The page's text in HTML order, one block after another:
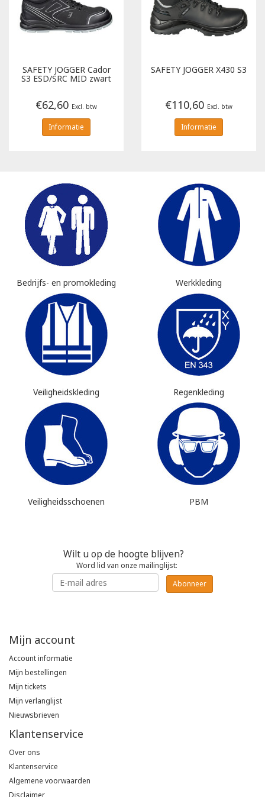
SAFETY JOGGERCador
S3 ESD/SRC MID zwart
€62,60 Excl. btw
Informatie
SAFETY JOGGER X430 S3
€110,60 Excl. btw
Informatie
Bedrijfs- en promokleding Werkkleding
Veiligheidskleding Regenkleding
Veiligheidsschoenen PBM
Wilt u op de hoogte blijven?
Word lid van onze mailinglijst:
Abonneer
Mijn account
Account informatie
Mijn bestellingen
Mijn tickets
Mijn verlanglijst
Nieuwsbrieven
Klantenservice
Over ons
Klantenservice
Algemene voorwaarden
Disclaimer